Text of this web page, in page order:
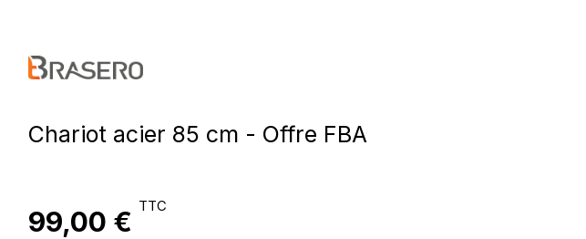
Chariot acier 85 cm - Offre FBA
99,00 € TTC